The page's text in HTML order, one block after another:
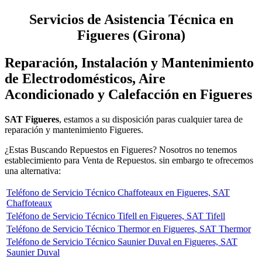
Servicios de Asistencia Técnica en
Figueres (Girona)
Reparación, Instalación y Mantenimiento
de Electrodomésticos, Aire
Acondicionado y Calefacción en Figueres
SAT Figueres, estamos a su disposición paras cualquier tarea de
reparación y mantenimiento Figueres.
¿Estas Buscando Repuestos en Figueres? Nosotros no tenemos
establecimiento para Venta de Repuestos. sin embargo te ofrecemos
una alternativa:
Teléfono de Servicio Técnico Chaffoteaux en Figueres, SAT
Chaffoteaux
Teléfono de Servicio Técnico Tifell en Figueres, SAT Tifell
Teléfono de Servicio Técnico Thermor en Figueres, SAT Thermor
Teléfono de Servicio Técnico Saunier Duval en Figueres, SAT
Saunier Duval